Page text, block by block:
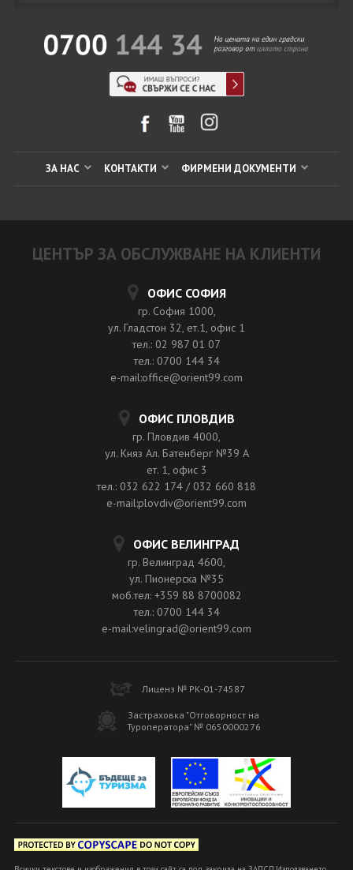
ЗА НАС КОНТАКТИ ФИРМЕНИ ДОКУМЕНТИ
ЦЕНТЪР ЗА ОБСЛУЖВАНЕ НА КЛИЕНТИ
ОФИС СОФИЯ
гр. София 1000,
ул. Гладстон 32, ет.1, офис 1
тел.: 02 987 01 07
тел.: 0700 144 34
e-mail:office@orient99.com
ОФИС ПЛОВДИВ
гр. Пловдив 4000,
ул. Княз Ал. Батенберг №39 A
ет. 1, офис 3
тел.: 032 622 174 / 032 660 818
e-mail:plovdiv@orient99.com
ОФИС ВЕЛИНГРАД
гр. Велинград 4600,
ул. Пионерска №35
моб.тел: +359 88 8700082
тел.: 0700 144 34
e-mail:velingrad@orient99.com
Лиценз № РК-01-74587
Застраховка "Отговорност на
Туроператора" № 0650000276